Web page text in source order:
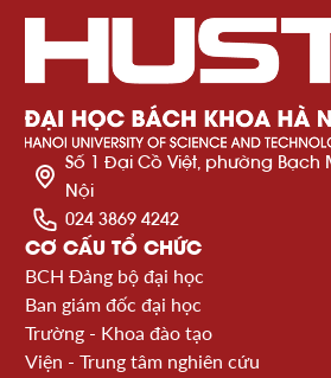
Số 1 Đại Cồ Việt, phường Bạch
Nội
024 3869 4242
CƠ CẤU TỔ CHỨC
BCH Đảng bộ đại học
Ban giám đốc đại học
Trường - Khoa đào tạo
Viện - Trung tâm nghiên cứu